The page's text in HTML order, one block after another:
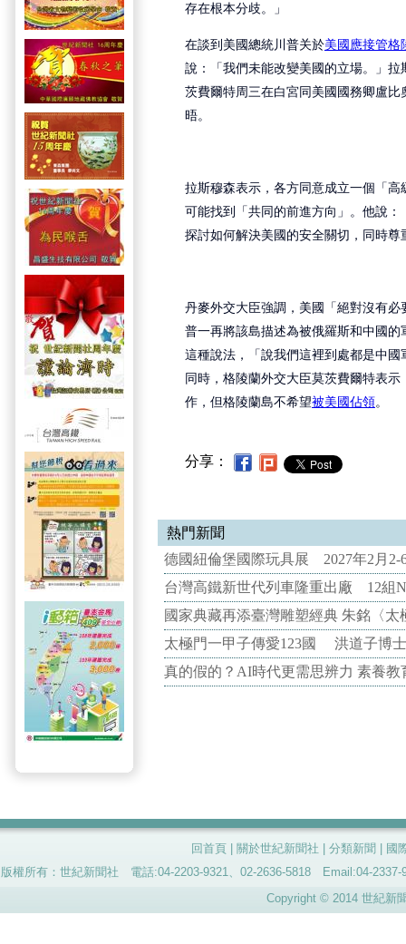
存在根本分歧。」
在談到美國總統川普关於美國應接管格
說：「我們未能改變美國的立場。」
茨費爾特周三在白宮同美國國務卿盧
晤。
拉斯穆森表示，各方同意成立一個「
可能找到「共同的前進方向」。他說
探討如何解決美國的安全關切，同時尊
丹麥外交大臣強調，美國「絕對沒有
普一再將該島描述為被俄羅斯和中國
這種說法，「說我們這裡到處都是中
同時，格陵蘭外交大臣莫茨費爾特表
作，但格陵蘭島不希望被美國佔領。
分享：
熱門新聞
德國紐倫堡國際玩具展 2027年2月2-
台灣高鐵新世代列車隆重出廠 12組
國家典藏再添臺灣雕塑經典 朱銘〈
太極門一甲子傳愛123國 洪道子博
真的假的？AI時代更需思辨力 素養
回首頁 關於世紀新聞社 分類新聞
國
版權所有：世紀新聞社 電話:04-2203-9321、02-2636-5818 Email:04-
Copyright © 2014 世紀新